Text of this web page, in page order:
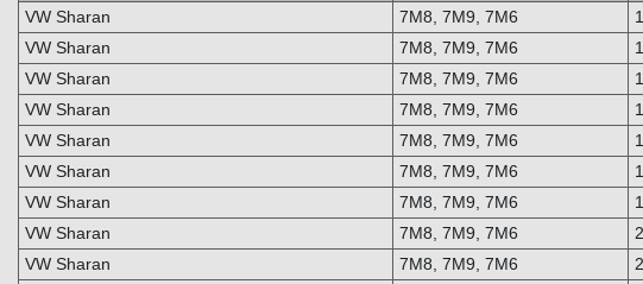
VW Sharan
7M8, 7M9, 7M6
VW Sharan
7M8, 7M9, 7M6
VW Sharan
7M8, 7M9, 7M6
VW Sharan
7M8, 7M9, 7M6
VW Sharan
7M8, 7M9, 7M6
VW Sharan
7M8, 7M9, 7M6
VW Sharan
7M8, 7M9, 7M6
VW Sharan
7M8, 7M9, 7M6
VW Sharan
7M8, 7M9, 7M6